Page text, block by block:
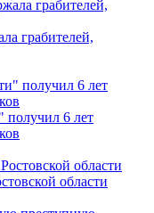
грабителей,
получил 6 лет
области